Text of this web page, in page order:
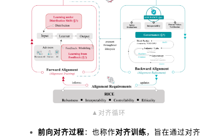
▲对齐循环
前向对齐过程：也称作对齐训练，旨在通过对齐